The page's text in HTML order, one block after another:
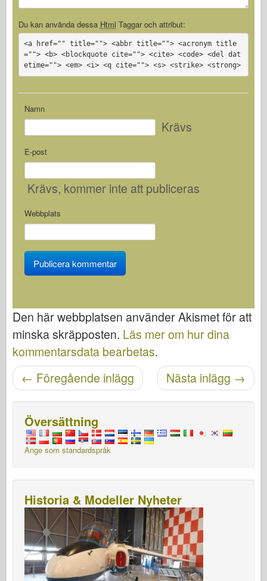
Du kan använda dessa Html Taggar och attribut:
<a href="" title=""> <abbr title=""> <acronym title
=""> <b> <blockquote cite=""> <cite> <code> <del dat
etime=""> <em> <i> <q cite=""> <s> <strike> <strong>
Namn
Krävs
E-post
Krävs, kommer inte att publiceras
Webbplats
Den här webbplatsen använder Akismet för att
minska skräpposten. Läs mer om hur dina
kommentarsdata bearbetas.
Posta navigering Nästa inlägg →
← Föregående inlägg
Översättning
Ange som standardspråk
Historia & Modeller Nyheter